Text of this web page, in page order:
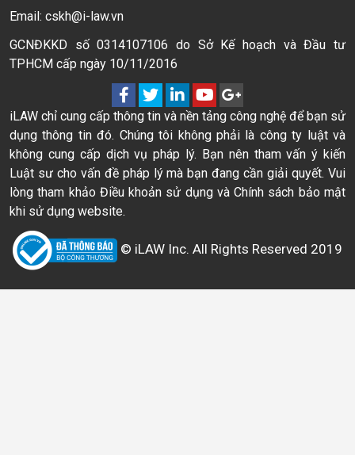
Email: cskh@i-law.vn
GCNĐKKD số 0314107106 do Sở Kế hoạch và Đầu tư
TPHCM cấp ngày 10/11/2016
iLAW chỉ cung cấp thông tin và nền tảng công nghệ để bạn sử
dụng thông tin đó. Chúng tôi không phải là công ty luật và
không cung cấp dịch vụ pháp lý. Bạn nên tham vấn ý kiến
Luật sư cho vấn đề pháp lý mà bạn đang cần giải quyết. Vui
lòng tham khảo Điều khoản sử dụng và Chính sách bảo mật
khi sử dụng website.
© iLAW Inc. All Rights Reserved 2019